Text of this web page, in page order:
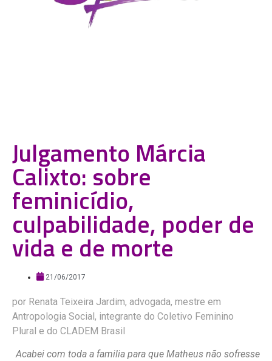
Julgamento Márcia
Calixto: sobre
feminicídio,
culpabilidade, poder de
vida e de morte
21/06/2017
por Renata Teixeira Jardim, advogada, mestre em
Antropologia Social, integrante do Coletivo Feminino
Plural e do CLADEM Brasil
Acabei com toda a familia para que Matheus não sofresse